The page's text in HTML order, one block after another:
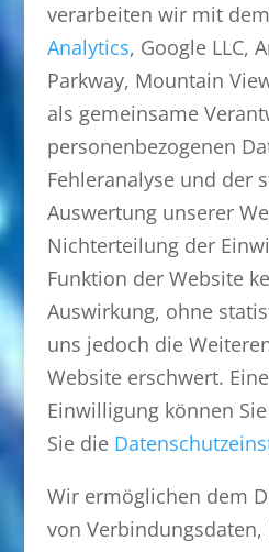
verarbeiten wir mit
Analytics, Google LLC,
Parkway, Mountain
als gemeinsame
personenbezogenen
Fehleranalyse und der
Auswertung unserer
Nichterteilung der
Funktion der Website
Auswirkung, ohne
uns jedoch die
Website erschwert.
Einwilligung können
Sie die
Wir ermöglichen dem
von Verbindungsdaten,